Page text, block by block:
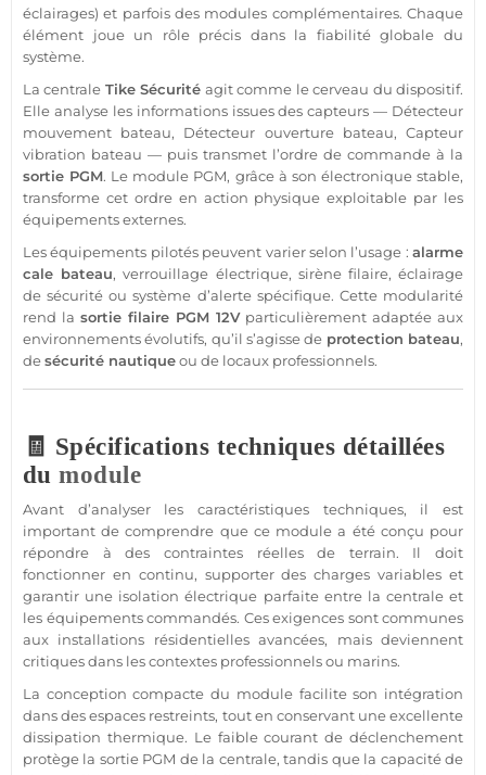
éclairages) et parfois des modules complémentaires. Chaque
élément joue un rôle précis dans la fiabilité globale du
système.
Lacentrale TikeSécurité agit comme le cerveau du dispositif.
Elle analyse les informations issues des capteurs — Détecteur
mouvement bateau, Détecteur ouverture bateau,Capteur
vibration bateau — puis transmet l’ordre de commande à la
sortie PGM. Le module PGM, grâce à son électronique stable,
transforme cet ordre en action physique exploitable par les
équipements externes.
Les équipements pilotés peuvent varier selon l’usage : alarme
cale bateau, verrouillage électrique, sirène filaire, éclairage
desécurité ousystème d’alerte spécifique. Cette modularité
rend la sortie filaire PGM 12Vparticulièrement adaptée aux
environnements évolutifs, qu’il s’agisse de protection bateau,
desécurité nautiqueou de locaux professionnels.
🧾 Spécifications techniques détaillées
dumodule
Avant d’analyser les caractéristiques techniques, il est
important de comprendre que ce module a été conçu pour
répondre à des contraintes réelles de terrain. Il doit
fonctionner en continu, supporter des charges variables et
garantir une isolation électrique parfaite entre la centraleet
les équipements commandés. Ces exigences sont communes
aux installations résidentielles avancées, mais deviennent
critiques dans les contextes professionnels ou marins.
La conception compacte du modulefacilite son intégration
dans des espaces restreints, tout en conservant une excellente
dissipation thermique. Le faible courant de déclenchement
protège la sortie PGM de la centrale, tandis que la capacité de